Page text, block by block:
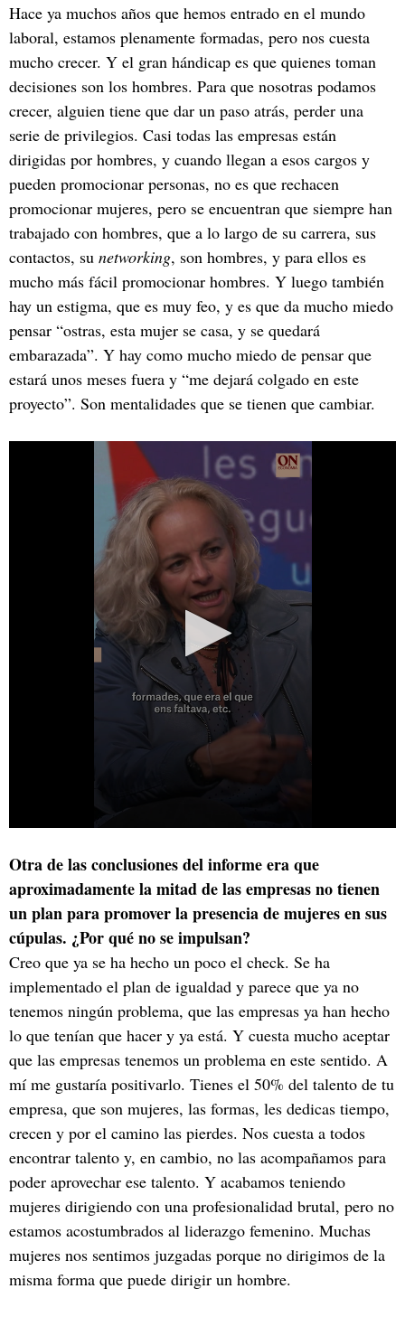
Hace ya muchos años que hemos entrado en el mundo
laboral, estamos plenamente formadas, pero nos cuesta
mucho crecer. Y el gran hándicap es que quienes toman
decisiones son los hombres. Para que nosotras podamos
crecer, alguien tiene que dar un paso atrás, perder una
serie de privilegios. Casi todas las empresas están
dirigidas por hombres, y cuando llegan a esos cargos y
pueden promocionar personas, no es que rechacen
promocionar mujeres, pero se encuentran que siempre han
trabajado con hombres, que a lo largo de su carrera, sus
contactos, su networking, son hombres, y para ellos es
mucho más fácil promocionar hombres. Y luego también
hay un estigma, que es muy feo, y es que da mucho miedo
pensar “ostras, esta mujer se casa, y se quedará
embarazada”. Y hay como mucho miedo de pensar que
estará unos meses fuera y “me dejará colgado en este
proyecto”. Son mentalidades que se tienen que cambiar.
Otra de las conclusiones del informe era que
aproximadamente la mitad de las empresas no tienen
un plan para promover la presencia de mujeres en sus
cúpulas. ¿Por qué no se impulsan?
Creo que ya se ha hecho un poco el check. Se ha
implementado el plan de igualdad y parece que ya no
tenemos ningún problema, que las empresas ya han hecho
lo que tenían que hacer y ya está. Y cuesta mucho aceptar
que las empresas tenemos un problema en este sentido. A
mí me gustaría positivarlo. Tienes el 50% del talento de tu
empresa, que son mujeres, las formas, les dedicas tiempo,
crecen y por el camino las pierdes. Nos cuesta a todos
encontrar talento y, en cambio, no las acompañamos para
poder aprovechar ese talento. Y acabamos teniendo
mujeres dirigiendo con una profesionalidad brutal, pero no
estamos acostumbrados al liderazgo femenino. Muchas
mujeres nos sentimos juzgadas porque no dirigimos de la
misma forma que puede dirigir un hombre.